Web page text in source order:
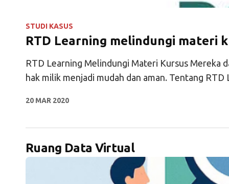
STUDI KASUS
RTD Learning melindungi materi
RTD Learning Melindungi Materi Kursus Mereka
hak milik menjadi mudah dan aman. Tentang RTD
20 MAR 2020
Ruang Data Virtual